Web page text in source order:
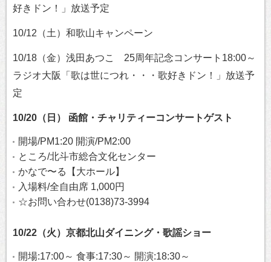
好きドン！」放送予定
10/12（土）和歌山キャンペーン
10/18（金）浅田あつこ 25周年記念コンサート18:00～
ラジオ大阪「歌は世につれ・・・歌好きドン！」放送予
定
10/20（日） 函館・チャリティーコンサートゲスト
開場/PM1:20 開演/PM2:00
ところ/北斗市総合文化センター
かなで〜る【大ホール】
入場料/全自由席 1,000円
☆お問い合わせ(0138)73-3994
10/22（火）京都北山ダイニング・歌謡ショー
開場:17:00～ 食事:17:30～ 開演:18:30～